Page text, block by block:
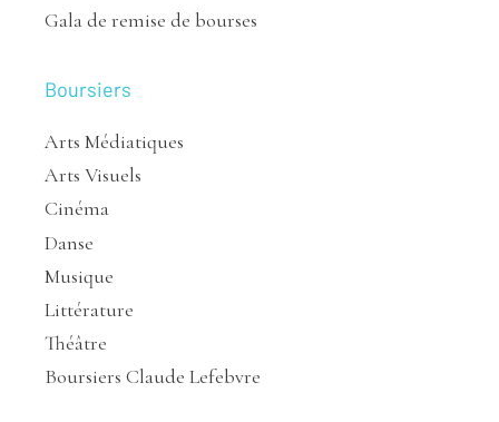
Gala de remise de bourses
Boursiers
Arts Médiatiques
Arts Visuels
Cinéma
Danse
Musique
Littérature
Théâtre
Boursiers Claude Lefebvre